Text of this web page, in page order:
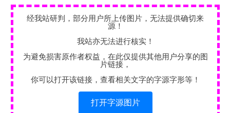
经我站研判，部分用户所上传图片，无法提供确切来
源！
我站亦无法进行核实！
为避免损害原作者权益，在此仅提供其他用户分享的图
片链接，
你可以打开该链接，查看相关文字的字源字形等！
打开字源图片